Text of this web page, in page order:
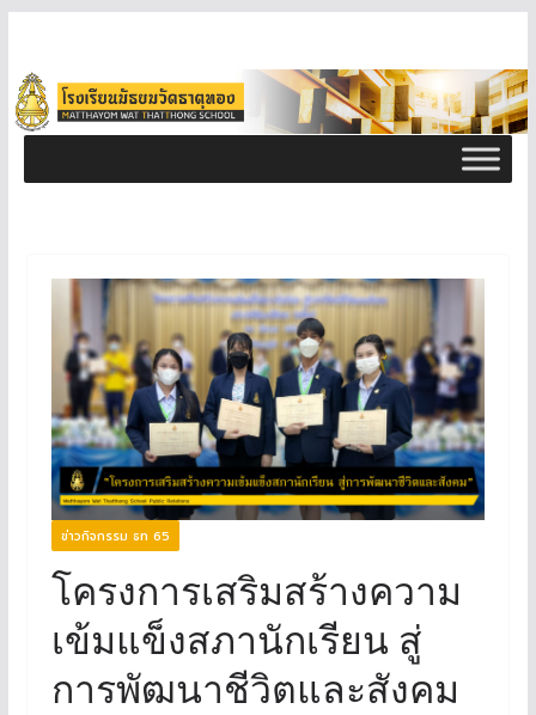
ข่าวกิจกรรม ธท 65
โครงการเสริมสร้างความ
เข้มแข็งสภานักเรียน สู่
การพัฒนาชีวิตและสังคม